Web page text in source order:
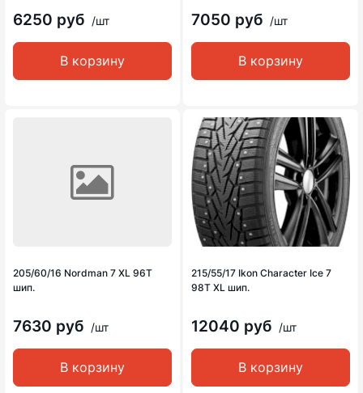
6250 руб /шт
В корзину
7050 руб /шт
В корзину
205/60/16 Nordman 7 XL 96T
шип.
7630 руб /шт
В корзину
215/55/17 Ikon Character Ice 7
98T XL шип.
12040 руб /шт
В корзину